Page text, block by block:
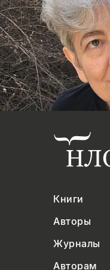
Книги
Авторы
Журналы
Авторам
Копировать
ссылку